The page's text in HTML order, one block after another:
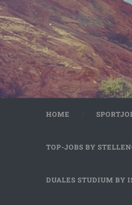
HOME
TOP-JOBS BY
DUALES STUDIUM BY